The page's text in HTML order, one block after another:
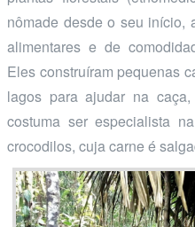
nômade desde o seu início,
alimentares e de
Eles construíram pequenas
lagos para ajudar na
costuma ser especialista
crocodilos, cuja carne é